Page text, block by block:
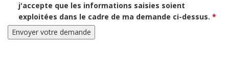
j'accepte que les informations saisies soient
exploitées dans le cadre de ma demande ci-dessus.*